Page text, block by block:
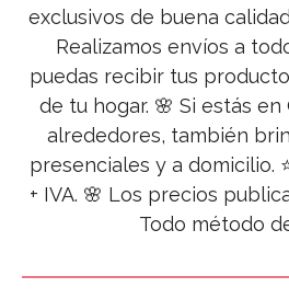
exclusivos de buena
Realizamos envíos a
puedas recibir tus
de tu hogar. 🌸 Si estás
alrededores, también
presenciales y a domicilio.
+ IVA. 🌸 Los precios
Todo método